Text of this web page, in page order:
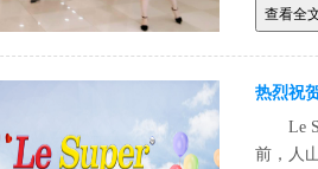
查看全
热烈祝
Le
前，人